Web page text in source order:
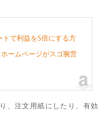
トで利益を5倍にする方
ームページがスゴ腕営
、注文用紙にしたり、有効